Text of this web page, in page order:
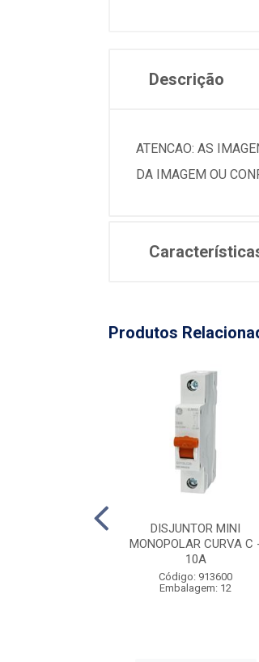
Descrição
ATENCAO: AS
DA IMAGEM OU
Produtos
DISJUNTOR MINI
MONOPOLAR CURVA C
10A
Código: 913600
Embalagem: 12